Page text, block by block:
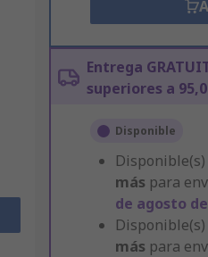
Entrega
superiores a
Disponible
Disponible(s)
más para
de agosto
Disponible(s)
más para